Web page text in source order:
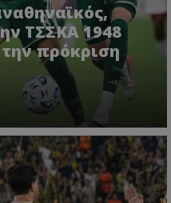
ΤΣΣΚΑ 1948
την πρόκριση